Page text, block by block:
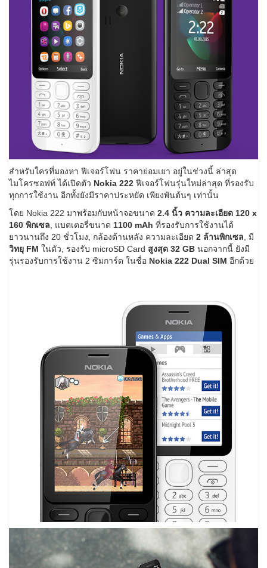
สำหรับใครที่มองหา ฟีเจอร์โฟน ราคาย่อมเยา อยู่ในช่วงนี้ ล่าสุด
ไมโครซอฟท์ ได้เปิดตัว Nokia 222 ฟีเจอร์โฟนรุ่นใหม่ล่าสุด ที่รองรับ
ทุกการใช้งาน อีกทั้งยังมีราคาประหยัด เพียงพันต้นๆ เท่านั้น
โดย Nokia 222 มาพร้อมกับหน้าจอขนาด 2.4 นิ้ว ความละเอียด 120 x
160 พิกเซล, แบตเตอรี่ขนาด 1100 mAh ที่รองรับการใช้งานได้
ยาวนานถึง 20 ชั่วโมง, กล้องด้านหลัง ความละเอียด 2 ล้านพิกเซล, มี
วิทยุ FM ในตัว, รองรับ microSD Card สูงสุด 32 GB นอกจากนี้ ยังมี
รุ่นรองรับการใช้งาน 2 ซิมการ์ด ในชื่อ Nokia 222 Dual SIM อีกด้วย